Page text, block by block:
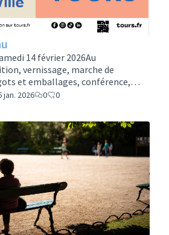
14 février 2026Au
vernissage, marche de
et emballages, conférence,
le
jan. 2026 0 0